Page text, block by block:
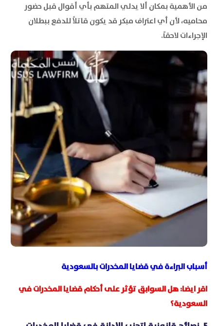
من الأهمية بمكان ألا يدلي المتهم بأي أقوال قبل حضور
محاميه، لأن أي اعتراف مبكر قد يكون قاتلاً للدفع ببطلان
الإجراءات لاحقاً.
أسباب البراءة في قضايا المخدرات بالسعودية
اقر ايضا:هل السوابق تؤثر على أحكام قضايا المخدرات في
السعودية؟